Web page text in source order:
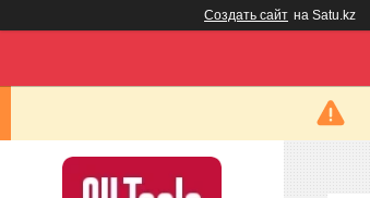
Создать сайт на Satu.kz